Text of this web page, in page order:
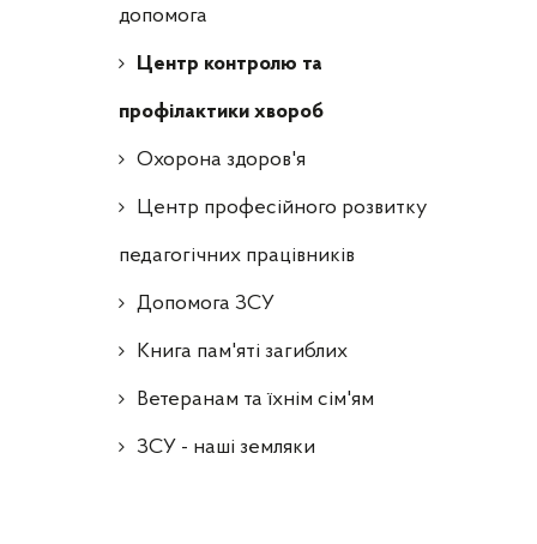
допомога
Центр контролю та
профілактики хвороб
Охорона здоров'я
Центр професійного розвитку
педагогічних працівників
Допомога ЗСУ
Книга пам'яті загиблих
Ветеранам та їхнім сім'ям
ЗСУ - наші земляки